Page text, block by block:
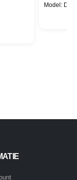
Model: